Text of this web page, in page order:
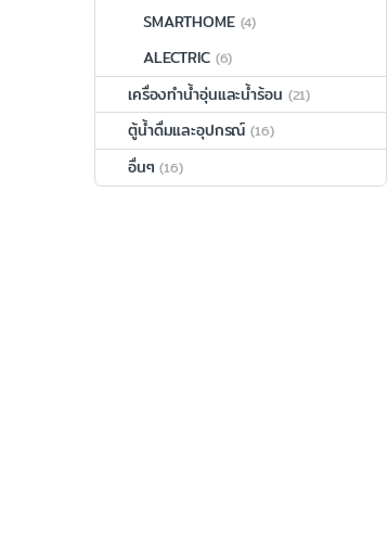
SMARTHOME (4)
ALECTRIC (6)
เครื่องทำน้ำอุ่นและน้ำร้อน (21)
ตู้น้ำดื่มและอุปกรณ์ (16)
อื่นๆ (16)